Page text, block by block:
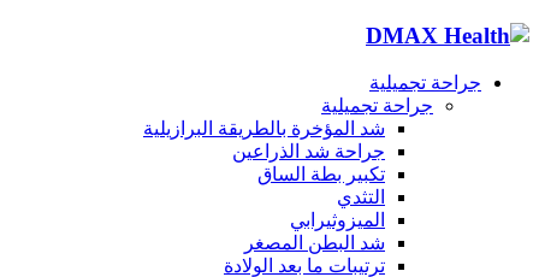
جراحة تجميلية
جراحة تجميلية
شد المؤخرة بالطريقة البرازيلية
جراحة شد الذراعين
تكبير بطة الساق
التثدي
الميزوثيرابي
شد البطن المصغر
ترتيبات ما بعد الولادة